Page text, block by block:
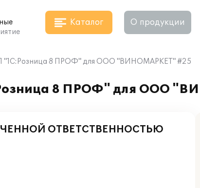
Каталог О продукции
"1С:Розница 8 ПРОФ" для ООО "ВИНОМАРКЕТ" #25
8 ПРОФ" для ООО
ОТВЕТСТВЕННОСТЬЮ